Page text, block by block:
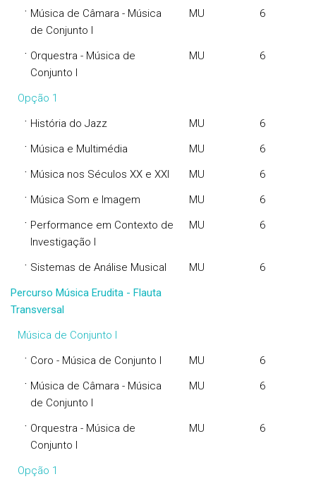
· Música de Câmara - Música
de Conjunto I
MU 6
· Orquestra - Música de
Conjunto I
MU 6
Opção 1
· História do Jazz MU 6
· Música e Multimédia MU 6
· Música nos Séculos XX e XXI MU 6
· Música Som e Imagem MU 6
· Performance em Contexto de
Investigação I
MU 6
· Sistemas de Análise Musical MU
6
Percurso Música Erudita - Flauta
Transversal
Música de Conjunto I
· Coro - Música de Conjunto I MU 6
· Música de Câmara - Música
de Conjunto I
MU 6
· Orquestra - Música de
Conjunto I
MU 6
Opção 1